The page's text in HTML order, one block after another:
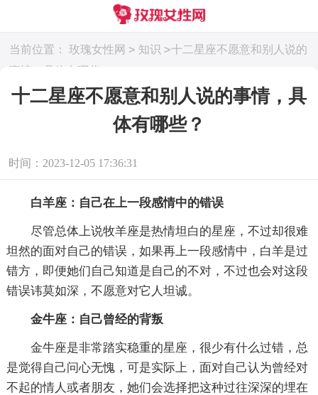
当前位置： 玫瑰女性网 > 知识 >十二星座不愿意和别人说的
事情，具体有哪些？
十二星座不愿意和别人说的事情，具
体有哪些？
时间：2023-12-05 17:36:31
白羊座：自己在上一段感情中的错误
尽管总体上说牧羊座是热情坦白的星座，不过却很难
坦然的面对自己的错误，如果再上一段感情中，白羊是过
错方，即便她们自己知道是自己的不对，不过也会对这段
错误讳莫如深，不愿意对它人坦诚。
金牛座：自己曾经的背叛
金牛座是非常踏实稳重的星座，很少有什么过错，总
是觉得自己问心无愧，可是实际上，面对自己认为曾经对
不起的情人或者朋友，她们会选择把这种过往深深的埋在